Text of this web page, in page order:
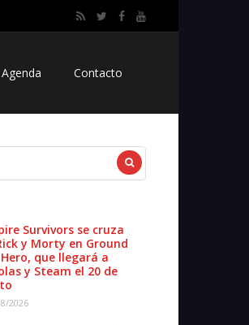
Agenda Contacto
Survivors se cruza
y Morty en Ground
que llegará a
y Steam el 20 de
2026